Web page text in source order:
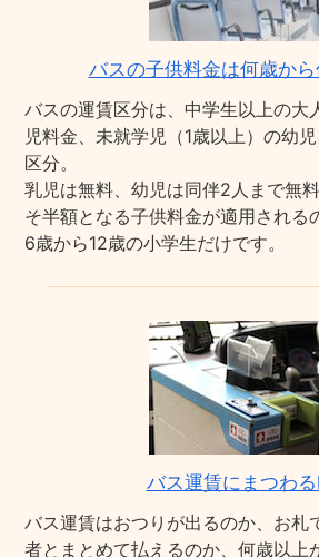
バスの子供料金は何歳から
バスの運賃区分は、中学生以上の大
児料金、未就学児（1歳以上）の幼
区分。
乳児は無料、幼児は同伴2人まで無
そ半額となる子供料金が適用される
6歳から12歳の小学生だけです。
バス運賃にまつわる
バス運賃はおつりが出るのか、お札
者とまとめて払えるのか、何歳以上